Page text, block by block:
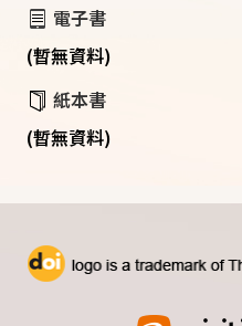
電子書
(暫無資料)
紙本書
(暫無資料)